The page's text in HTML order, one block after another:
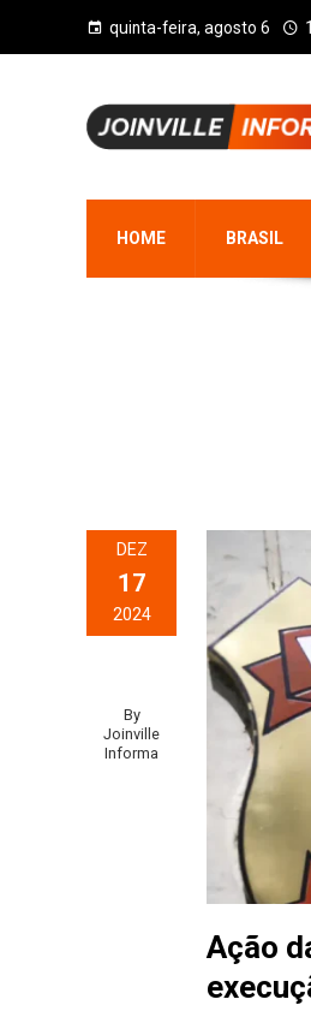
quinta-feira, agosto 6
HOME BRASIL
DEZ
17
2024
By
Joinville
Informa
Ação